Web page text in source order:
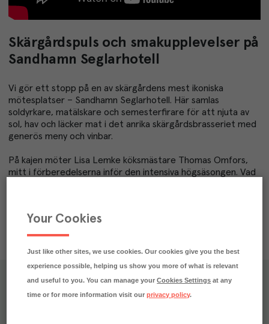
Skärgårdspuls och smakupplevelser på
Sandhamn Seglarhotell
Vi gör ett stopp på en av skärgårdens mest ikoniska
mötesplatser – Sandhamn Seglarhotell. Här samlas
soldyrkare, matälskare och semesterfirare för att njuta av
sol, hav och läcker mat i det anrika skärgårdsbrasseriet med
generös meny och vinbar.
På kajen möter Lisa Lemke köksmästare Thomas Omfors,
mitt i förberedelserna inför den intensiva högsäsongen. Vad
Your Cookies
Just like other sites, we use cookies. Our cookies give you the best
experience possible, helping us show you more of what is relevant
and useful to you. You can manage yourCookies Settings at any
time or for more information visit ourprivacy policy.